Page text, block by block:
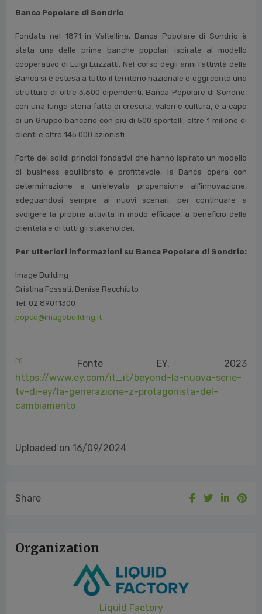
Banca Popolare di Sondrio
Fondata nel 1871 in Valtellina, Banca Popolare di Sondrio è
stata una delle prime banche popolari ispirate al modello
cooperativo di Luigi Luzzatti. Nel corso degli anni l’attività della
Banca si è estesa a tutto il territorio nazionale e oggi conta una
struttura di oltre 3.600 dipendenti. Banca Popolare di Sondrio,
con una lunga storia fatta di crescita, valori e cultura, è a capo
di un Gruppo bancario con più di 500 sportelli, oltre 1 milione di
clienti e oltre 145.000 azionisti.
Forte dei solidi principi fondativi che hanno ispirato un modello
di business equilibrato e profittevole, la Banca opera con
determinazione e un’elevata propensione all’innovazione,
adeguandosi sempre ai nuovi scenari, per continuare a
svolgere la propria attività in modo efficace, a beneficio della
clientela e di tutti gli stakeholder.
Per ulteriori informazioni su Banca Popolare di Sondrio:
Image Building
Cristina Fossati, Denise Recchiuto
Tel. 02 89011300
popso@imagebuilding.it
[1]
Fonte EY, 2023
https://www.ey.com/it_it/beyond-la-nuova-serie-
tv-di-ey/la-generazione-z-protagonista-del-
cambiamento
Uploaded on 16/09/2024
Share
Organization
Liquid Factory